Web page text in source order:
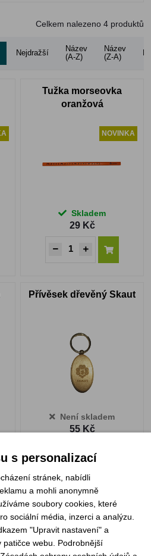
Celkem nalezeno 4 produktů
Nejdražší
Název
(A-Z)
Název
(Z-A)
Tužka morseovka
oranžová
NOVINKA
Skladem
29 Kč
Přívěsek dřevěný Skaut
Není skladem
55 Kč
1
newsletteru a už Vám
neunikne
s personalizací
stránek, nabídli
a mohli anonymně
soubory cookies, které
sociální média, inzerci a analýzu.
"Upravit nastavení" a
patičce webu. Podrobnější